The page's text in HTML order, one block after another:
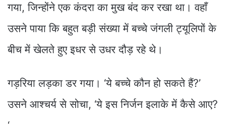
गया, जिन्होंने एक कंदरा का मुख बंद कर रखा था। वहाँ
उसने पाया कि बहुत बड़ी संख्या में बच्चे जंगली ट्यूलिपों के
बीच में खेलते हुए इधर से उधर दौड़ रहे थे।
गड़रिया लड़का डर गया। ‘ये बच्चे कौन हो सकते हैं?’
उसने आश्चर्य से सोचा, ‘ये इस निर्जन इलाके में कैसे आए?
‘